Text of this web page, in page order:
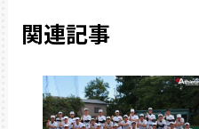
関連記事